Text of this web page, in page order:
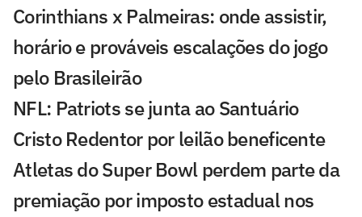
Corinthians x Palmeiras: onde assistir,
horário e prováveis escalações do jogo
pelo Brasileirão
NFL: Patriots se junta ao Santuário
Cristo Redentor por leilão beneficente
Atletas do Super Bowl perdem parte da
premiação por imposto estadual nos